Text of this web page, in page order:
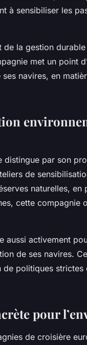
à sensibiliser les
la gestion durable
met un point
navires, en
distingue par son
de
naturelles, en
cette compagnie
aussi activement
de ses navires.
de politiques strictes
pour
de croisière